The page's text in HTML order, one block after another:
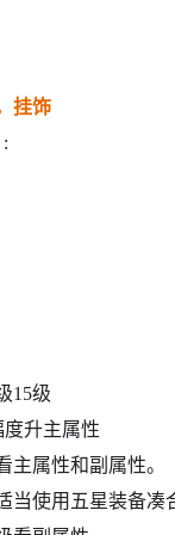
挂饰
15级
升主属性
属性和副属性。
当使用五星装备凑